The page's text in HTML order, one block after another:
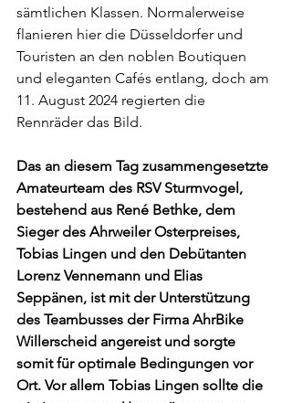
sämtlichen Klassen. Normalerweise
flanieren hier die Düsseldorfer und
Touristen an den noblen Boutiquen
und eleganten Cafés entlang, doch am
11. August 2024 regierten die
Rennräder das Bild.
Das an diesem Tag zusammengesetzte
Amateurteam des RSV Sturmvogel,
bestehend aus René Bethke, dem
Sieger des Ahrweiler Osterpreises,
Tobias Lingen und den Debütanten
Lorenz Vennemann und Elias
Seppänen, ist mit der Unterstützung
des Teambusses der Firma AhrBike
Willerscheid angereist und sorgte
somit für optimale Bedingungen vor
Ort. Vor allem Tobias Lingen sollte die